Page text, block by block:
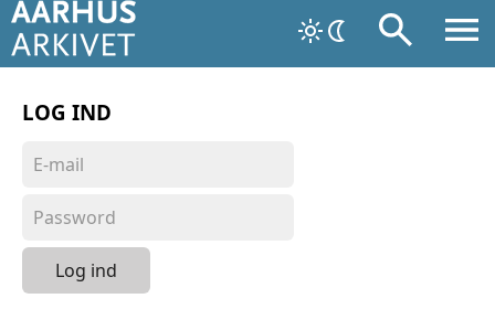
LOG IND
Log ind